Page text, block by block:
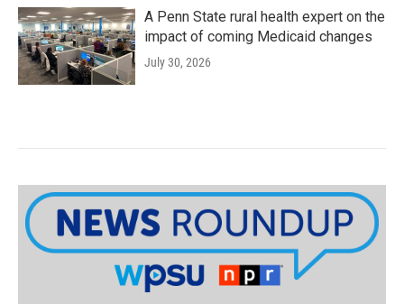
A Penn State rural health expert on the
impact of coming Medicaid changes
July 30, 2026